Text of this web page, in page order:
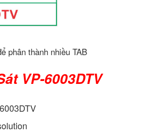
phân thành nhiều TAB
VP-6003DTV